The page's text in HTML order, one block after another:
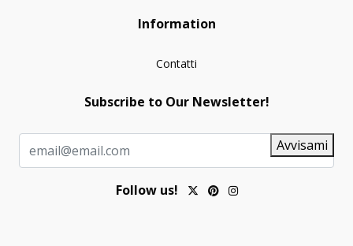
Information
Contatti
Subscribe to Our Newsletter!
Avvisami
Follow us!